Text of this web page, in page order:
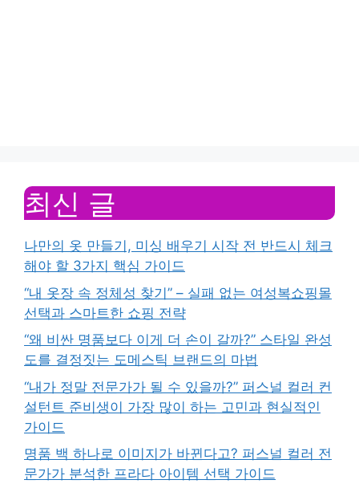
최신 글
나만의 옷 만들기, 미싱 배우기 시작 전 반드시 체크
해야 할 3가지 핵심 가이드
“내 옷장 속 정체성 찾기” – 실패 없는 여성복쇼핑몰
선택과 스마트한 쇼핑 전략
“왜 비싼 명품보다 이게 더 손이 갈까?” 스타일 완성
도를 결정짓는 도메스틱 브랜드의 마법
“내가 정말 전문가가 될 수 있을까?” 퍼스널 컬러 컨
설턴트 준비생이 가장 많이 하는 고민과 현실적인
가이드
명품 백 하나로 이미지가 바뀐다고? 퍼스널 컬러 전
문가가 분석한 프라다 아이템 선택 가이드